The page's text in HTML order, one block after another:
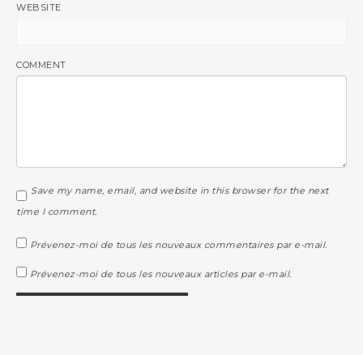
WEBSITE
COMMENT
Save my name, email, and website in this browser for the next
time I comment.
Prévenez-moi de tous les nouveaux commentaires par e-mail.
Prévenez-moi de tous les nouveaux articles par e-mail.